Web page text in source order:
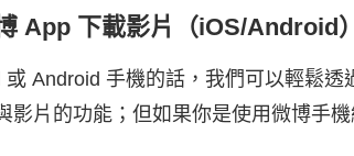
App 下載影片（iOS/Android）
Android 手機的話，我們可以輕鬆透
影片的功能；但如果你是使用微博手